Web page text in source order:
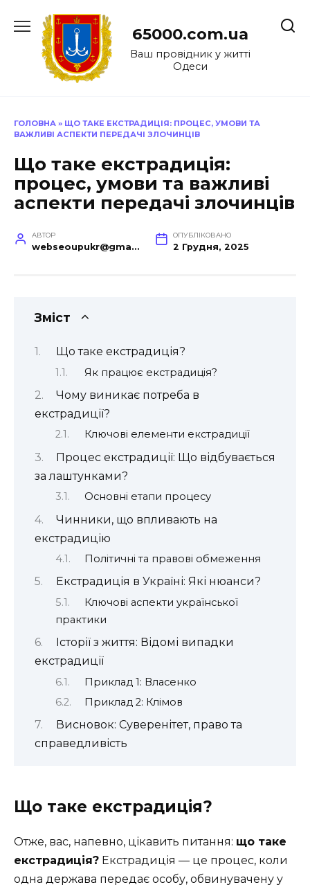
до
65000.com.ua
Ваш провідник у житті
Одеси
ГОЛОВНА » ЩО ТАКЕ ЕКСТРАДИЦІЯ: ПРОЦЕС, УМОВИ ТА
ВАЖЛИВІ АСПЕКТИ ПЕРЕДАЧІ ЗЛОЧИНЦІВ
Що таке екстрадиція:
процес, умови та важливі
аспекти передачі злочинців
АВТОР
webseoupukr@gmail.com
ОПУБЛІКОВАНО
2 Грудня, 2025
Зміст
Що таке екстрадиція?
Як працює екстрадиція?
Чому виникає потреба в
екстрадиції?
Ключові елементи екстрадиції
Процес екстрадиції: Що відбувається
за лаштунками?
Основні етапи процесу
Чинники, що впливають на
екстрадицію
Політичні та правові обмеження
Екстрадиція в Україні: Які нюанси?
Ключові аспекти української
практики
Історії з життя: Відомі випадки
екстрадиції
Приклад 1: Власенко
Приклад 2: Клімов
Висновок: Суверенітет, право та
справедливість
Що таке екстрадиція?
Отже, вас, напевно, цікавить питання: що таке
екстрадиція? Екстрадиція — це процес, коли
одна держава передає особу, обвинувачену у